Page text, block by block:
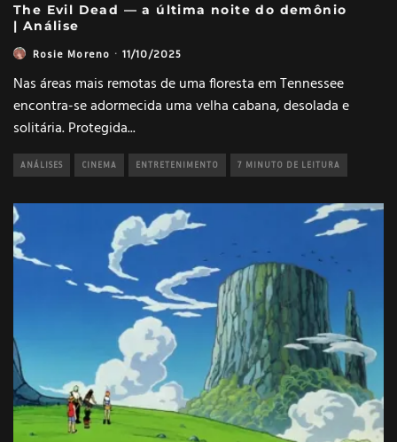
The Evil Dead — a última noite do demônio
| Análise
Rosie Moreno · 11/10/2025
Nas áreas mais remotas de uma floresta em Tennessee
encontra-se adormecida uma velha cabana, desolada e
solitária. Protegida...
ANÁLISES CINEMA ENTRETENIMENTO 7 MINUTO DE LEITURA